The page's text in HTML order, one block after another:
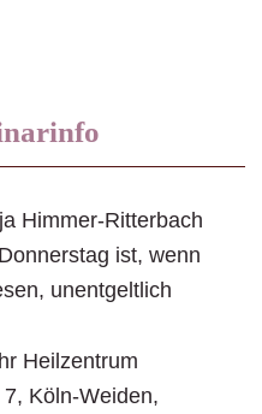
Himmer-Ritterbach
ist, wenn
unentgeltlich
Heilzentrum
7, Köln-Weiden,